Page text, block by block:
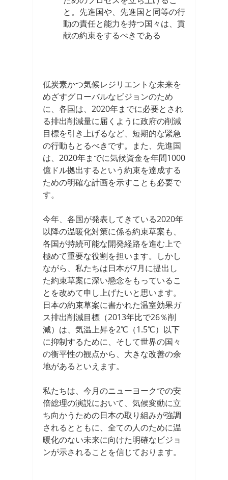
と。先進国や、先進国と同等の行
動の責任と能力を持つ国々は、貢
献の約束をするべきである
低炭素かつ気候レジリエントな未来を
めざすグローバルなビジョンのため
に、各国は、2020年までに必要とされ
る排出削減量に届くように政府の削減
目標を引き上げるなど、短期的な緊急
の行動もとるべきです。また、先進国
は、2020年までに気候資金を年間1000
億ドル拠出するという約束を達成する
ための明確な計画を示すことも必要で
す。
今年、各国が発表してきている2020年
以降の温暖化対策に係る約束草案も、
各国が持続可能な開発経路を進む上で
極めて重要な役割を担います。しかし
ながら、私たちは日本が7月に提出し
た約束草案に深い懸念をもっているこ
とを改めて申し上げたいと思います。
日本の約束草案に書かれた温室効果ガ
ス排出削減目標（2013年比で26％削
減）は、気温上昇を2℃（1.5℃）以下
に抑制するために、そして世界の国々
の衡平性の観点から、大きな改善の余
地があるといえます。
私たちは、今月のニューヨークでの安
倍総理の演説において、気候変動に立
ち向かうための日本の取り組みが強調
されるとともに、全ての人のために温
暖化のない未来に向けた明確なビジョ
ンが示されることを信じております。